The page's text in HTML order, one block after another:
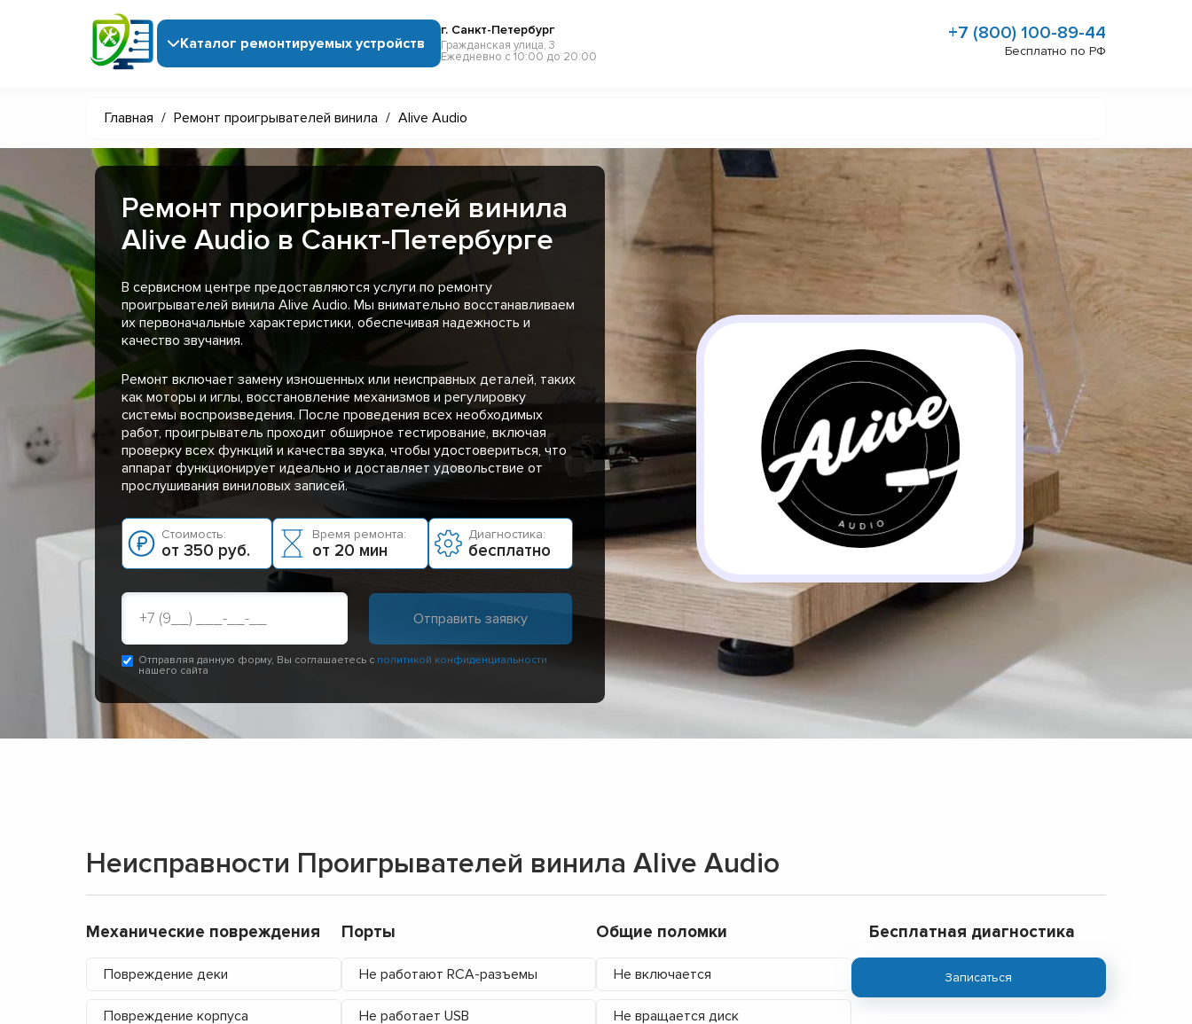
Каталог ремонтируемых устройств
г. Санкт-Петербург
Гражданская улица, 3
Ежедневно с 10:00 до 20:00
+7 (800) 100-89-44
Бесплатно по РФ
Главная / Ремонт проигрывателей винила / Alive Audio
Ремонт проигрывателей винила
Alive Audio в Санкт-Петербурге
В сервисном центре предоставляются услуги по ремонту
проигрывателей винила Alive Audio. Мы внимательно восстанавливаем
их первоначальные характеристики, обеспечивая надежность и
качество звучания.
Ремонт включает замену изношенных или неисправных деталей, таких
как моторы и иглы, восстановление механизмов и регулировку
системы воспроизведения. После проведения всех необходимых
работ, проигрыватель проходит обширное тестирование, включая
проверку всех функций и качества звука, чтобы удостовериться, что
аппарат функционирует идеально и доставляет удовольствие от
прослушивания виниловых записей.
Стоимость:
от 350 руб.
Время ремонта:
от 20 мин
Диагностика:
бесплатно
Отправляя данную форму, Вы соглашаетесь с политикой конфиденциальности
нашего сайта
Неисправности Проигрывателей винила Alive Audio
Механические повреждения
Повреждение деки
Повреждение корпуса
Порты
Не работают RCA-разъемы
Не работает USB
Общие поломки
Не включается
Не вращается диск
Бесплатная диагностика
Записаться